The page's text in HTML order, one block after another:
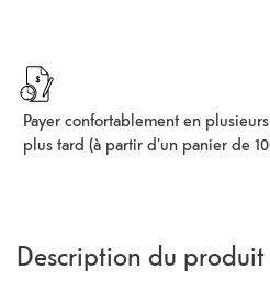
Payer confortablement en
plus tard (à partir d'un panier de
Description du produit